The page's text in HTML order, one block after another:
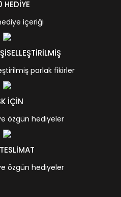
HEDİYE
içeriği
parlak fikirler
İÇİN
özgün hediyeler
özgün hediyeler